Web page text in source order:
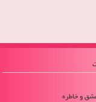
و خاطره